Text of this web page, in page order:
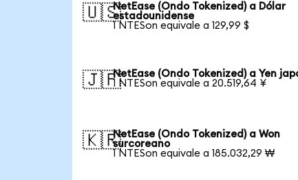
🇺🇸NetEase (Ondo Tokenized) a Dólar
estadounidense
1 NTESon equivale a 129,99 $
🇯🇵NetEase (Ondo Tokenized) a Yen
1 NTESon equivale a 20.519,64 ¥
🇰🇷NetEase (Ondo Tokenized) a Won
surcoreano
1 NTESon equivale a 185.032,29 ₩